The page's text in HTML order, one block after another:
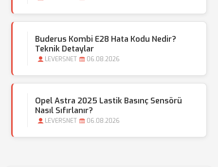
Buderus Kombi E28 Hata Kodu Nedir?
Teknik Detaylar
LEVERSNET 06.08.2026
Opel Astra 2025 Lastik Basınç Sensörü
Nasıl Sıfırlanır?
LEVERSNET 06.08.2026